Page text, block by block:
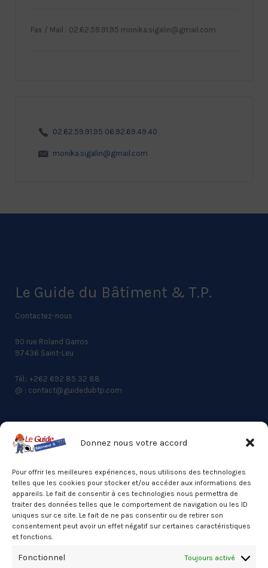
Donnez nous votre accord
Pour offrir les meilleures expériences, nous utilisons des technologies
telles que les cookies pour stocker et/ou accéder aux informations des
appareils. Le fait de consentir à ces technologies nous permettra de
traiter des données telles que le comportement de navigation ou les ID
uniques sur ce site. Le fait de ne pas consentir ou de retirer son
consentement peut avoir un effet négatif sur certaines caractéristiques
et fonctions.
Fonctionnel Toujours activé
Fax / Mail : 02.62.59.91.95 monika.sigalin@gmail.com
02.62.59.91.95 06.92.69.49.40
monika.sigalin@gmail.com
Le Guide du Bâtiment & T.P.
Contactez-nous
90 rue Roland Garros
97436 Saint-Leu
Tél.: +262 692 85 32 88
@ : contact@guidedubtp.com
ACCES RAPIDE
Actualités du BTP
Annuaire
Besoin d’un professionnel ?
Mentions légales